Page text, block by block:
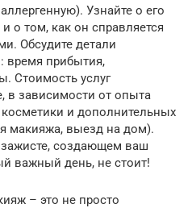
Узнайте о его
о том, как он справляется
Обсудите детали
время прибытия,
Стоимость услуг
в зависимости от опыта
и дополнительных
макияжа, выезд на дом).
создающем ваш
важный день, не стоит!
– это не просто